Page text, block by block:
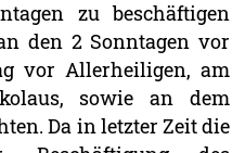
zubeschäftigen
den 2 Sonntagenvor
vor Allerheiligen, am
sowieandem
Da inletzter Zeitdie